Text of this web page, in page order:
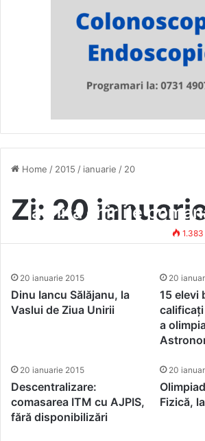
Home / 2015 / ianuarie / 20
Zi: 20
achita chiriile
Locativa vrea
1.383
20 ianuarie 2015
Dinu Iancu Sălăjanu, la
Vaslui de Ziua Unirii
20
15 elevi
calificați
a
20 ianuarie 2015
Descentralizare:
comasarea ITM cu AJPIS,
fără disponibilizări
20
Fizică,